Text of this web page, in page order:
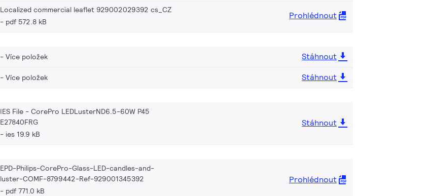
Localized commercial leaflet 929002029392 cs_CZ
pdf 572.8 kB
Prohlédnout
Více položek
Stáhnout
Více položek Stáhnout
IES File - CorePro LEDLusterND6.5-60W P45
E27840FRG
ies 19.9 kB
Stáhnout
EPD-Philips-CorePro-Glass-LED-candles-and-
luster-COMF-8799442-Ref-929001345392
pdf 771.0 kB
Prohlédnout